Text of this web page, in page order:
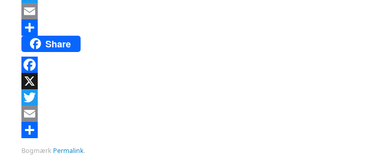
Twitter
Email
Del
Share
Facebook
X
Twitter
Email
Del
Bogmærk Permalink.